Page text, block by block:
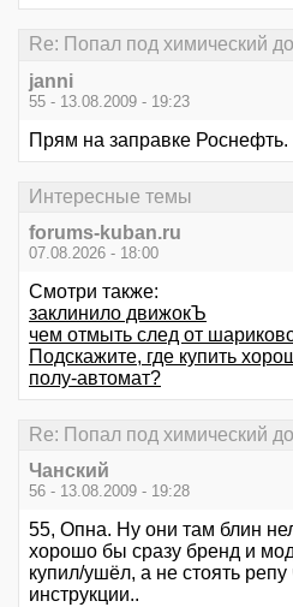
Re: Попал под химический
janni
55 - 13.08.2009 - 19:23
Прям на заправке Роснефть.
Интересные темы
forums-kuban.ru
07.08.2026 - 18:00
Смотри также:
заклинило движокЪ
чем отмыть след от
Подскажите, где купить
полу-автомат?
Re: Попал под химический
Чанский
56 - 13.08.2009 - 19:28
55, Опна. Ну они там блин
хорошо бы сразу бренд и
купил/ушёл, а не стоять репу
инструкции..